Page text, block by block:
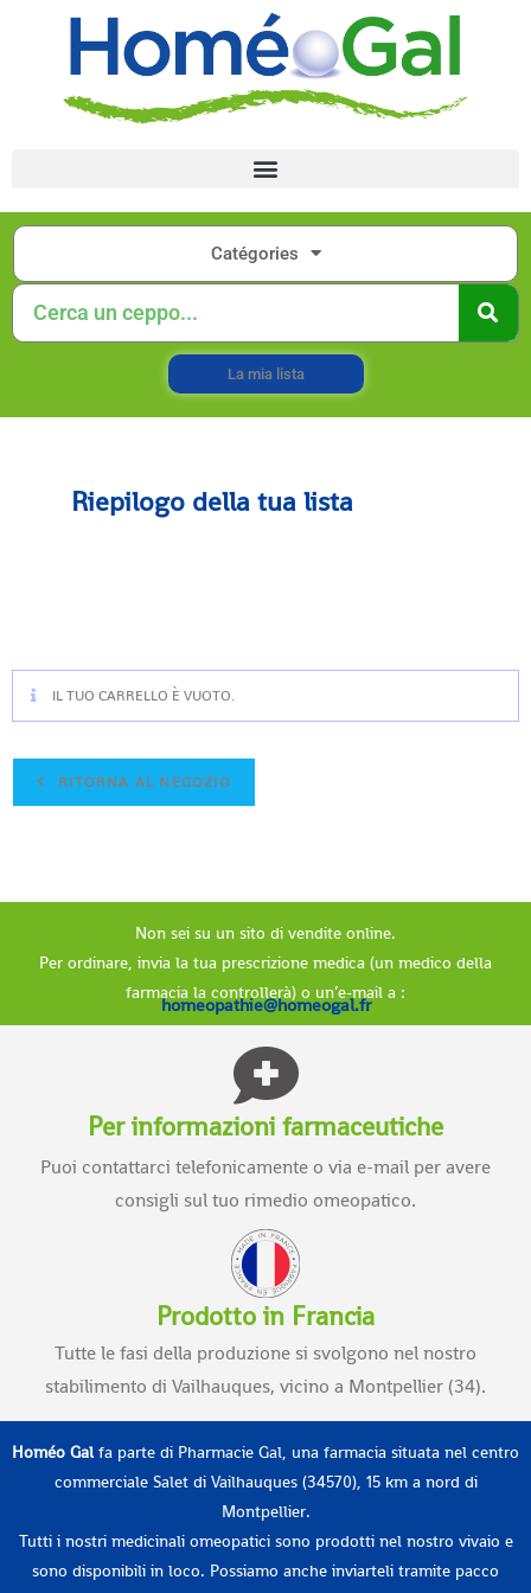
Catégories
La mia lista
Riepilogo della tua lista
IL TUO CARRELLO È VUOTO.
RITORNA AL NEGOZIO
Non sei su un sito di vendite online.
Per ordinare, invia la tua prescrizione medica (un medico della
farmacia la controllerà) o un’e-mail a :
homeopathie@homeogal.fr
Per informazioni farmaceutiche
Puoi contattarci telefonicamente o via e-mail per avere
consigli sul tuo rimedio omeopatico.
Prodotto in Francia
Tutte le fasi della produzione si svolgono nel nostro
stabilimento di Vailhauques, vicino a Montpellier (34).
Homéo Gal fa parte di Pharmacie Gal, una farmacia situata nel centro
commerciale Salet di Vailhauques (34570), 15 km a nord di
Montpellier.
Tutti i nostri medicinali omeopatici sono prodotti nel nostro vivaio e
sono disponibili in loco. Possiamo anche inviarteli tramite pacco